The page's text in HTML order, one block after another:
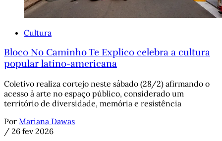
Cultura
Bloco No Caminho Te Explico celebra a cultura
popular latino-americana
Coletivo realiza cortejo neste sábado (28/2) afirmando o
acesso à arte no espaço público, considerado um
território de diversidade, memória e resistência
Por Mariana Dawas
/ 26 fev 2026